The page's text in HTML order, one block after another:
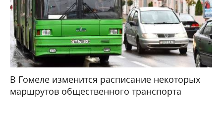
В Гомеле изменится расписание некоторых
маршрутов общественного транспорта